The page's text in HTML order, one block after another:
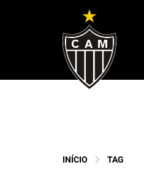
INÍCIO TAG